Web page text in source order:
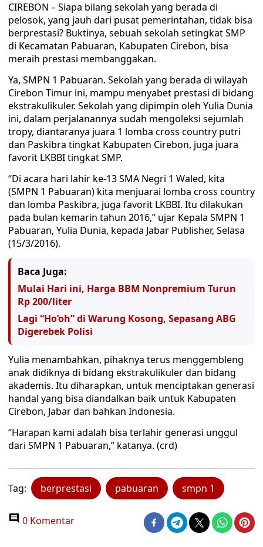
CIREBON – Siapa bilang sekolah yang berada di
pelosok, yang jauh dari pusat pemerintahan, tidak bisa
berprestasi? Buktinya, sebuah sekolah setingkat SMP
di Kecamatan Pabuaran, Kabupaten Cirebon, bisa
meraih prestasi membanggakan.
Ya, SMPN 1 Pabuaran. Sekolah yang berada di wilayah
Cirebon Timur ini, mampu menyabet prestasi di bidang
ekstrakulikuler. Sekolah yang dipimpin oleh Yulia Dunia
ini, dalam perjalanannya sudah mengoleksi sejumlah
tropy, diantaranya juara 1 lomba cross country putri
dan Paskibra tingkat Kabupaten Cirebon, juga juara
favorit LKBBI tingkat SMP.
“Di acara hari lahir ke-13 SMA Negri 1 Waled, kita
(SMPN 1 Pabuaran) kita menjuarai lomba cross country
dan lomba Paskibra, juga favorit LKBBI. Itu dilakukan
pada bulan kemarin tahun 2016,” ujar Kepala SMPN 1
Pabuaran, Yulia Dunia, kepada Jabar Publisher, Selasa
(15/3/2016).
Baca Juga:
Mulai Hari ini, Harga BBM Nonpremium Turun
Rp 200/liter
Lagi “Ho’oh” di Warung Kosong, Sepasang ABG
Digerebek Polisi
Yulia menambahkan, pihaknya terus menggembleng
anak didiknya di bidang ekstrakulikuler dan bidang
akademis. Itu diharapkan, untuk menciptakan generasi
handal yang bisa diandalkan baik untuk Kabupaten
Cirebon, Jabar dan bahkan Indonesia.
“Harapan kami adalah bisa terlahir generasi unggul
dari SMPN 1 Pabuaran,” katanya. (crd)
Tag: berprestasi pabuaran smpn 1
0 Komentar